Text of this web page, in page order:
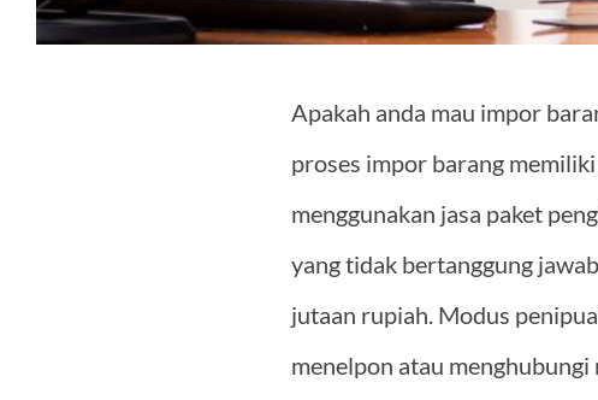
Apakah anda mau impor
proses impor barang
menggunakan jasa paket
yang tidak bertanggung
jutaan rupiah. Modus
menelpon atau